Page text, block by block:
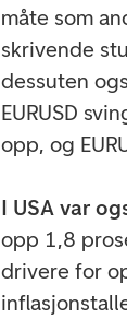
måte som
skrivende
dessuten
EURUSD
opp, og
I USA var
opp 1,8
drivere for